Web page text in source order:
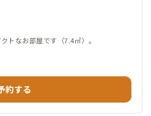
トなお部屋です（7.4㎡）。
約する